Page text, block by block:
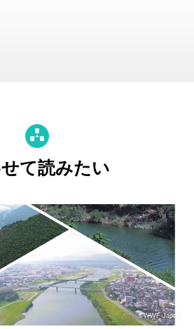
て読みたい
©WWF-Japan